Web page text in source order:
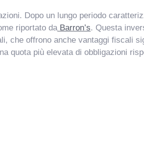
Dopo un lungo periodo
riportato da Barron’s. Questa
che offrono anche vantaggi fiscali
quota più elevata di obbligazioni